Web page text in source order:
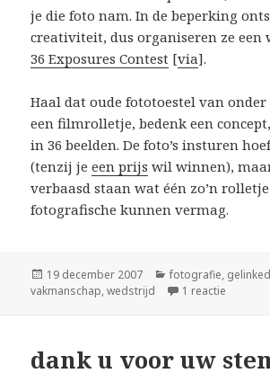
je die foto nam. In de beperking
creativiteit, dus organiseren ze
36 Exposures Contest [via].
Haal dat oude fototoestel van
een filmrolletje, bedenk een
in 36 beelden. De foto’s insturen
(tenzij jeeen prijs wil winnen),
verbaasd staan wat één zo’n
fotografische kunnen vermag.
Geplaatst
op
19 december 2007 Categorieën
fotografie, gelinked
vakmanschap,wedstrijd 1 reactie
dank u voor uw